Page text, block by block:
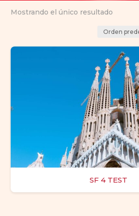
Mostrando el único resultado
SF 4 TEST